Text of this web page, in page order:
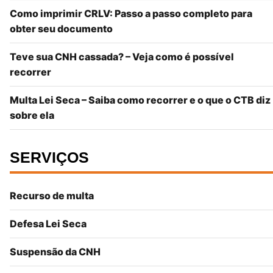
Como imprimir CRLV: Passo a passo completo para
obter seu documento
Teve sua CNH cassada? – Veja como é possível
recorrer
Multa Lei Seca – Saiba como recorrer e o que o CTB diz
sobre ela
SERVIÇOS
Recurso de multa
Defesa Lei Seca
Suspensão da CNH